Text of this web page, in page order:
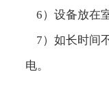
6）设备放在
7）如长时间
电。